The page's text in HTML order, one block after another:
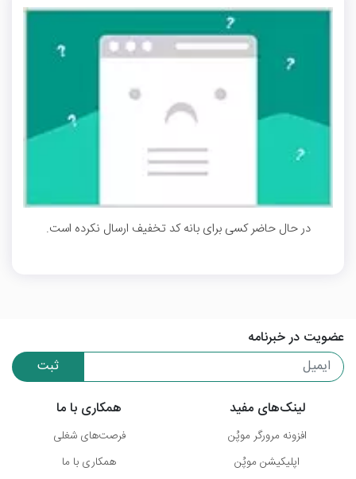
در حال حاضر کسی برای بانه کد تخفیف ارسال نکرده است.
عضویت در خبرنامه
ثبت
لینک‌های مفید
افزونه مرورگر موپُن
اپلیکیشن موپُن
همکاری با ما
فرصت‌های شغلی
همکاری با ما